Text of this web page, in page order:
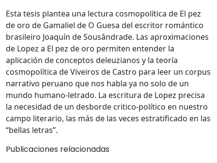
Esta tesis plantea una lectura cosmopolítica de El pez
de oro de Gamaliel de O Guesa del escritor romántico
brasileiro Joaquín de Sousândrade. Las aproximaciones
de Lopez a El pez de oro permiten entender la
aplicación de conceptos deleuzianos y la teoría
cosmopolítica de Viveiros de Castro para leer un corpus
narrativo peruano que nos habla ya no solo de un
mundo humano-letrado. La escritura de Lopez precisa
la necesidad de un desborde critico-político en nuestro
campo literario, las más de las veces estratificado en las
“bellas letras”.
Publicaciones relacionadas